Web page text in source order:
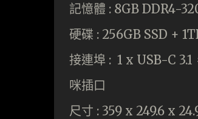
記憶體 : 8GB DDR4-
硬碟 : 256GB SSD +
接連埠 : 1 x USB-C
咪插口
尺寸 : 359 x 249.6 x